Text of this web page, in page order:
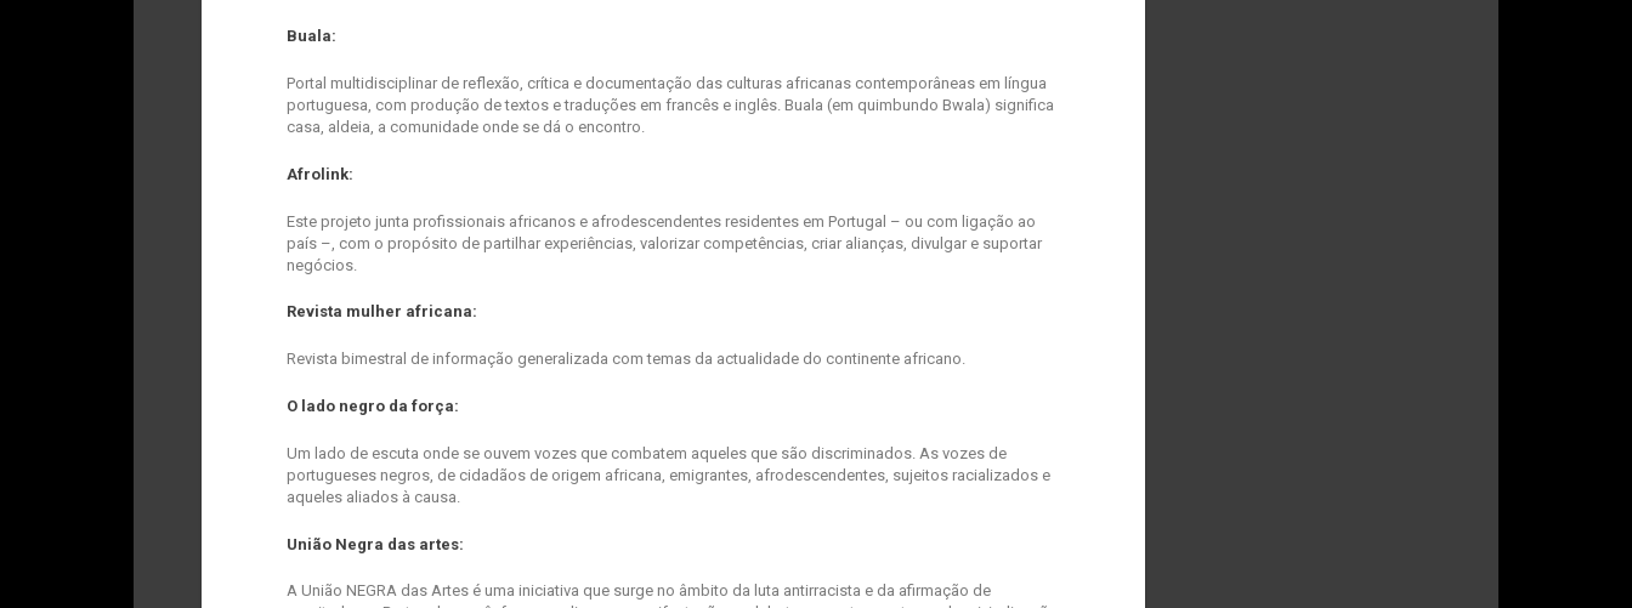
Buala:
Portal multidisciplinar de reflexão, crítica e documentação das culturas africanas contemporâneas em língua
portuguesa, com produção de textos e traduções em francês e inglês. Buala (em quimbundo Bwala) significa
casa, aldeia, a comunidade onde se dá o encontro.
Afrolink:
Este projeto junta profissionais africanos e afrodescendentes residentes em Portugal – ou com ligação ao
país –, com o propósito de partilhar experiências, valorizar competências, criar alianças, divulgar e suportar
negócios.
Revista mulher africana:
Revista bimestral de informação generalizada com temas da actualidade do continente africano.
O lado negro da força:
Um lado de escuta onde se ouvem vozes que combatem aqueles que são discriminados. As vozes de
portugueses negros, de cidadãos de origem africana, emigrantes, afrodescendentes, sujeitos racializados e
aqueles aliados à causa.
União Negra das artes:
A União NEGRA das Artes é uma iniciativa que surge no âmbito da luta antirracista e da afirmação de